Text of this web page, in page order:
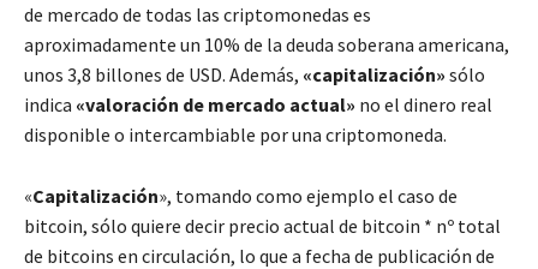
de mercado de todas las criptomonedas es
aproximadamente un 10% de la deuda soberana americana,
unos 3,8 billones de USD. Además, «capitalización» sólo
indica «valoración de mercado actual» no el dinero real
disponible o intercambiable por una criptomoneda.
«Capitalización», tomando como ejemplo el caso de
bitcoin, sólo quiere decir precio actual de bitcoin * nº total
de bitcoins en circulación, lo que a fecha de publicación de